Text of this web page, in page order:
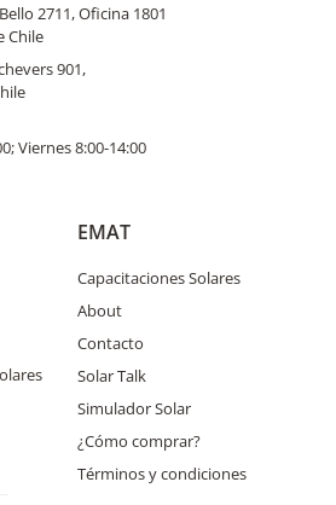
2711, Oficina 1801
Chile
901,
Viernes 8:00-14:00
EMAT
Capacitaciones Solares
About
Contacto
Solar Talk
Simulador Solar
¿Cómo comprar?
Términos y condiciones